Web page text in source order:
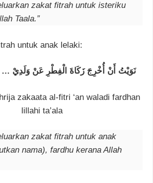
zakat fitrah untuk isteriku
Taala.”
untuk anak lelaki:
ﻧَﻮَﻳْﺖُ ﺃَﻥْ ﺃُﺧْﺮِﺝَ ﺯَﻛَﺎﺓَ ﺍﻟْﻔِﻄْﺮِ ﻋَﻦْ ﻭَﻟَﺪِﻱْ …
zakaata al-fitri ‘an waladi fardhan
lillahi ta’ala
zakat fitrah untuk anak
nama), fardhu kerana Allah